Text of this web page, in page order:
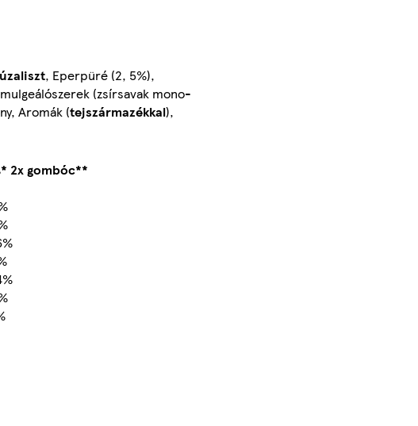
, Eperpüré (2, 5%),
(zsírsavak mono-
Aromák (tejszármazékkal),
2x gombóc**